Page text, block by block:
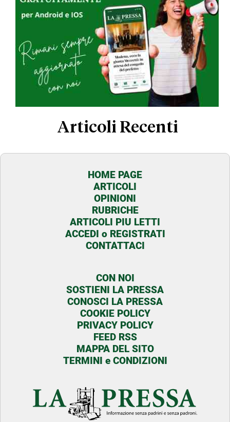
Articoli Recenti
HOME PAGE
ARTICOLI
OPINIONI
RUBRICHE
ARTICOLI PIU LETTI
ACCEDI o REGISTRATI
CONTATTACI
CON NOI
SOSTIENI LA PRESSA
CONOSCI LA PRESSA
COOKIE POLICY
PRIVACY POLICY
FEED RSS
MAPPA DEL SITO
TERMINI e CONDIZIONI